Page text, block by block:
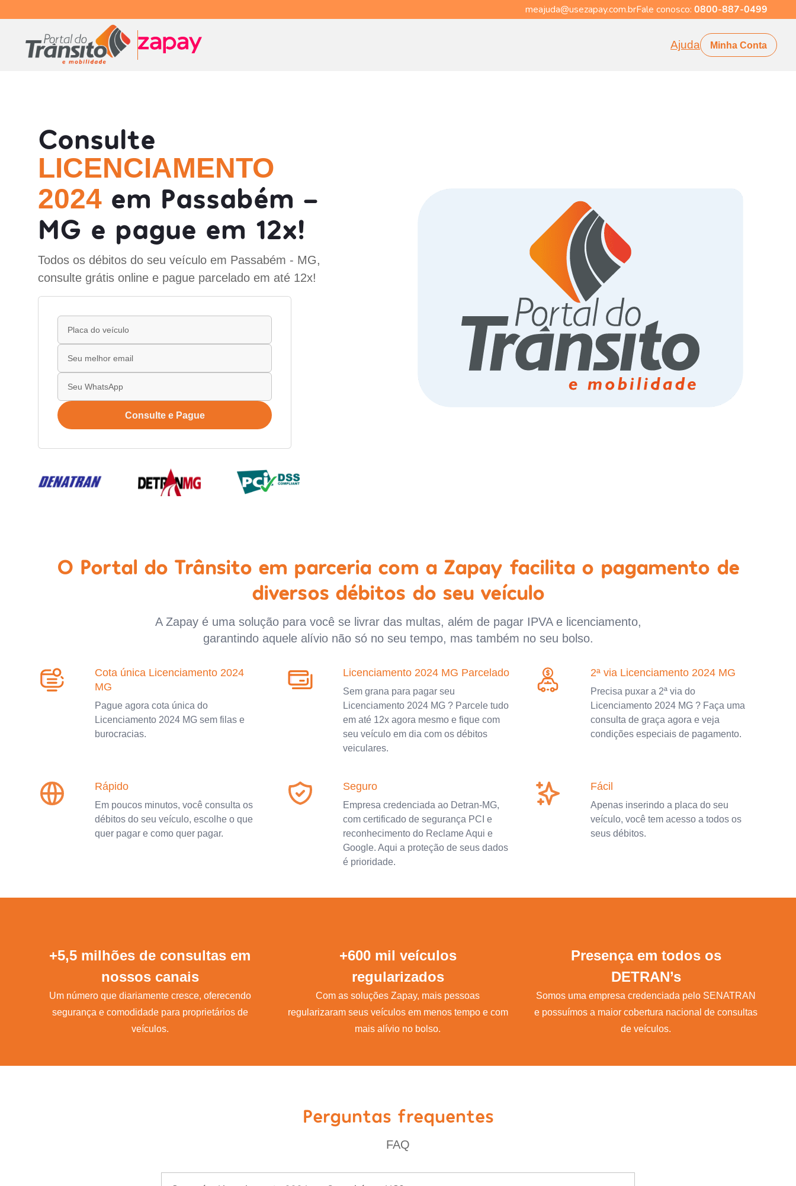
meajuda@usezapay.com.brFale conosco: 0800-887-0499
Ajuda Minha Conta
Consulte
LICENCIAMENTO
2024 em Passabém -
MG e pague em 12x!
Todos os débitos do seu veículo em Passabém - MG,
consulte grátis online e pague parcelado em até 12x!
Consulte e Pague
O Portal do Trânsito em parceria com a Zapay facilita o pagamento de
diversos débitos do seu veículo
A Zapay é uma solução para você se livrar das multas, além de pagar IPVA e licenciamento,
garantindo aquele alívio não só no seu tempo, mas também no seu bolso.
Cota única Licenciamento 2024
MG
Pague agora cota única do
Licenciamento 2024 MG sem filas e
burocracias.
Licenciamento 2024 MG Parcelado
Sem grana para pagar seu
Licenciamento 2024 MG ? Parcele tudo
em até 12x agora mesmo e fique com
seu veículo em dia com os débitos
veiculares.
2ª via Licenciamento 2024 MG
Precisa puxar a 2ª via do
Licenciamento 2024 MG ? Faça uma
consulta de graça agora e veja
condições especiais de pagamento.
Rápido
Em poucos minutos, você consulta os
débitos do seu veículo, escolhe o que
quer pagar e como quer pagar.
Seguro
Empresa credenciada ao Detran-MG,
com certificado de segurança PCI e
reconhecimento do Reclame Aqui e
Google. Aqui a proteção de seus dados
é prioridade.
Fácil
Apenas inserindo a placa do seu
veículo, você tem acesso a todos os
seus débitos.
+5,5 milhões de consultas em
nossos canais
Um número que diariamente cresce, oferecendo
segurança e comodidade para proprietários de
veículos.
+600 mil veículos
regularizados
Com as soluções Zapay, mais pessoas
regularizaram seus veículos em menos tempo e com
mais alívio no bolso.
Presença em todos os
DETRAN’s
Somos uma empresa credenciada pelo SENATRAN
e possuímos a maior cobertura nacional de consultas
de veículos.
Perguntas frequentes
FAQ